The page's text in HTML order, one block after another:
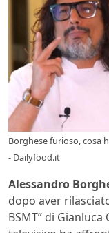
Borghese furioso, cosa
- Dailyfood.it
Alessandro
dopo aver
BSMT” di